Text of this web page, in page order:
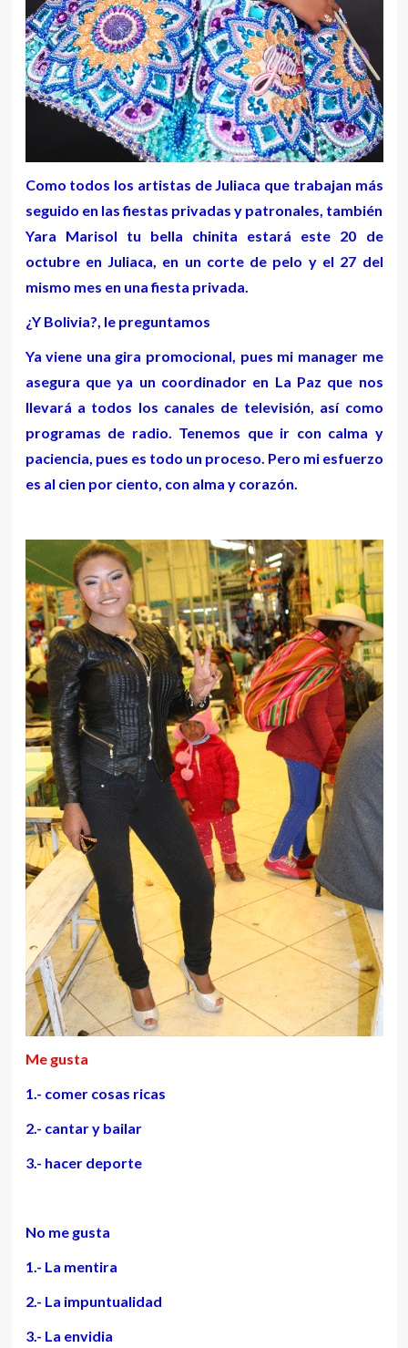
Como todos los artistas de Juliaca que trabajan más
seguido en las fiestas privadas y patronales, también
Yara Marisol tu bella chinita estará este 20 de
octubre en Juliaca, en un corte de pelo y el 27 del
mismo mes en una fiesta privada.
¿Y Bolivia?, le preguntamos
Ya viene una gira promocional, pues mi manager me
asegura que ya un coordinador en La Paz que nos
llevará a todos los canales de televisión, así como
programas de radio. Tenemos que ir con calma y
paciencia, pues es todo un proceso. Pero mi esfuerzo
es al cien por ciento, con alma y corazón.
Me gusta
1.- comer cosas ricas
2.- cantar y bailar
3.- hacer deporte
No me gusta
1.- La mentira
2.- La impuntualidad
3.- La envidia